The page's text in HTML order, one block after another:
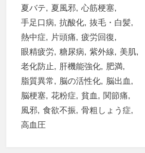
夏バテ
夏風邪
心筋梗塞
手足口病
抗酸化 抜毛・白髪
熱中症
片頭痛
疲労回復
眼精疲労
糖尿病 紫外線
美肌
老化防止
肝機能強化
肥満
脂質異常
脳の活性化
脳出血
脳梗塞
花粉症 貧血
関節痛
風邪
食欲不振
骨粗しょう症
高血圧